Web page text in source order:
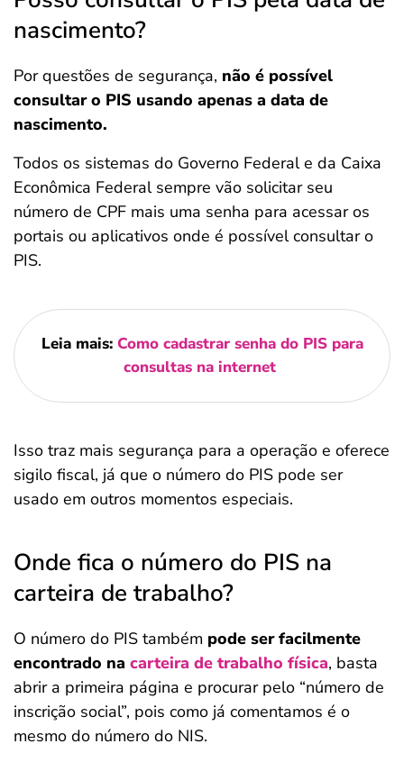
nascimento?
Por questões de segurança, não é possível
consultar o PIS usando apenas a data de
nascimento.
Todos os sistemas do Governo Federal e da Caixa
Econômica Federal sempre vão solicitar seu
número de CPF mais uma senha para acessar os
portais ou aplicativos onde é possível consultar o
PIS.
Leia mais: Como cadastrar senha do PIS para
consultas na internet
Isso traz mais segurança para a operação e oferece
sigilo fiscal, já que o número do PIS pode ser
usado em outros momentos especiais.
Onde fica o número do PIS na
carteira de trabalho?
O número do PIS também pode ser facilmente
encontrado na carteira de trabalho física, basta
abrir a primeira página e procurar pelo “número de
inscrição social”, pois como já comentamos é o
mesmo do número do NIS.